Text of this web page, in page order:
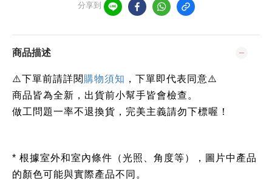
分享到
商品描述
⚠️下單前請詳閱購物須知 ，下單即代表同意⚠️
商品皆為全新，出貨前小幫手皆會檢查。
做工問題一率不退換貨，完美主義請勿下標喔！
* 根據室外和室內條件（光照、角度等），圖片中產品
的顏色可能與實際產品不同。